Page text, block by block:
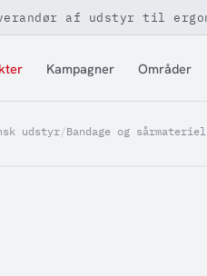
af udstyr til
Kampagner Områder
udstyr/Bandage og sårmateriel